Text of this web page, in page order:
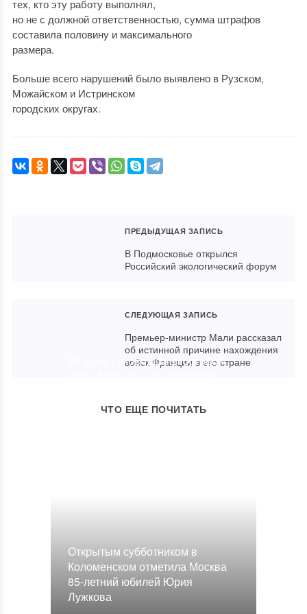
тех, кто эту работу выполнял,
но не с должной ответственностью, сумма штрафов
составила половину и максимального
размера.
Больше всего нарушений было выявлено в Рузском,
Можайском и Истринском
городских округах.
ПРЕДЫДУЩАЯ ЗАПИСЬ
В Подмосковье открылся
Российский экологический форум
СЛЕДУЮЩАЯ ЗАПИСЬ
Премьер-министр Мали рассказал
об истинной причине нахождения
войск Франции в его стране
ЧТО ЕЩЕ ПОЧИТАТЬ
Встреча руководства торговой
18.02.2021
Открытым субботником в
Коломенском отметила Москва
85-летний юбилей Юрия
Лужкова